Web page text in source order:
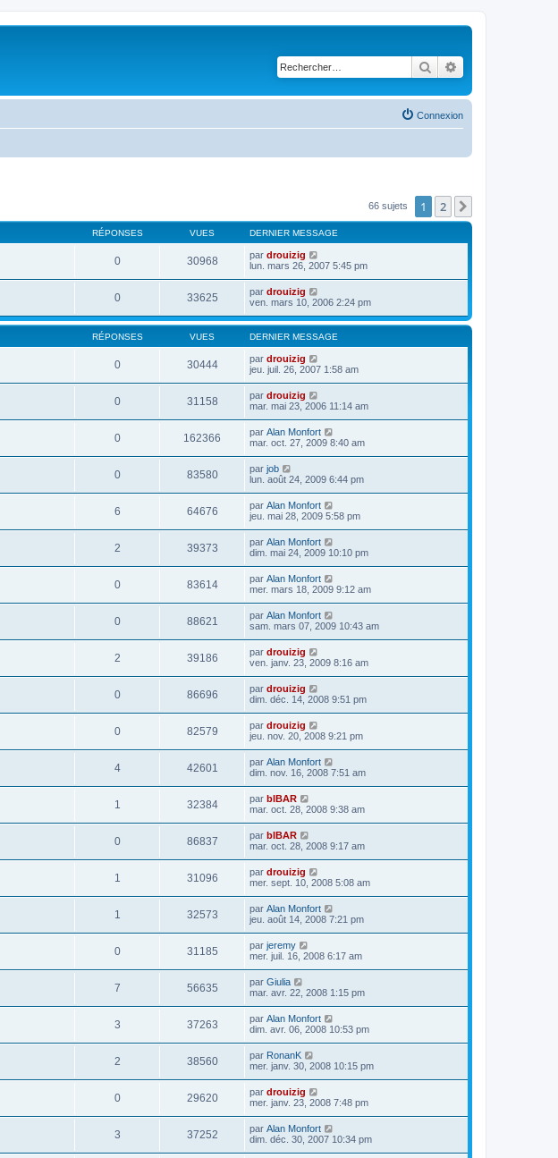
Rechercher
Connexion
66 sujets 1 2
RÉPONSES VUES DERNIER MESSAGE
0 30968 par drouizig
lun. mars 26, 2007 5:45 pm
0 33625 par drouizig
ven. mars 10, 2006 2:24 pm
RÉPONSES VUES DERNIER MESSAGE
0 30444 par drouizig
jeu. juil. 26, 2007 1:58 am
0 31158 par drouizig
mar. mai 23, 2006 11:14 am
0 162366 par Alan Monfort
mar. oct. 27, 2009 8:40 am
0 83580 par job
lun. août 24, 2009 6:44 pm
6 64676 par Alan Monfort
jeu. mai 28, 2009 5:58 pm
2 39373 par Alan Monfort
dim. mai 24, 2009 10:10 pm
0 83614 par Alan Monfort
mer. mars 18, 2009 9:12 am
0 88621 par Alan Monfort
sam. mars 07, 2009 10:43 am
2 39186 par drouizig
ven. janv. 23, 2009 8:16 am
0 86696 par drouizig
dim. déc. 14, 2008 9:51 pm
0 82579 par drouizig
jeu. nov. 20, 2008 9:21 pm
4 42601 par Alan Monfort
dim. nov. 16, 2008 7:51 am
1 32384 par bIBAR
mar. oct. 28, 2008 9:38 am
0 86837 par bIBAR
mar. oct. 28, 2008 9:17 am
1 31096 par drouizig
mer. sept. 10, 2008 5:08 am
1 32573 par Alan Monfort
jeu. août 14, 2008 7:21 pm
0 31185 par jeremy
mer. juil. 16, 2008 6:17 am
7 56635 par Giulia
mar. avr. 22, 2008 1:15 pm
3 37263 par Alan Monfort
dim. avr. 06, 2008 10:53 pm
2 38560 par RonanK
mer. janv. 30, 2008 10:15 pm
0 29620 par drouizig
mer. janv. 23, 2008 7:48 pm
3 37252 par Alan Monfort
dim. déc. 30, 2007 10:34 pm